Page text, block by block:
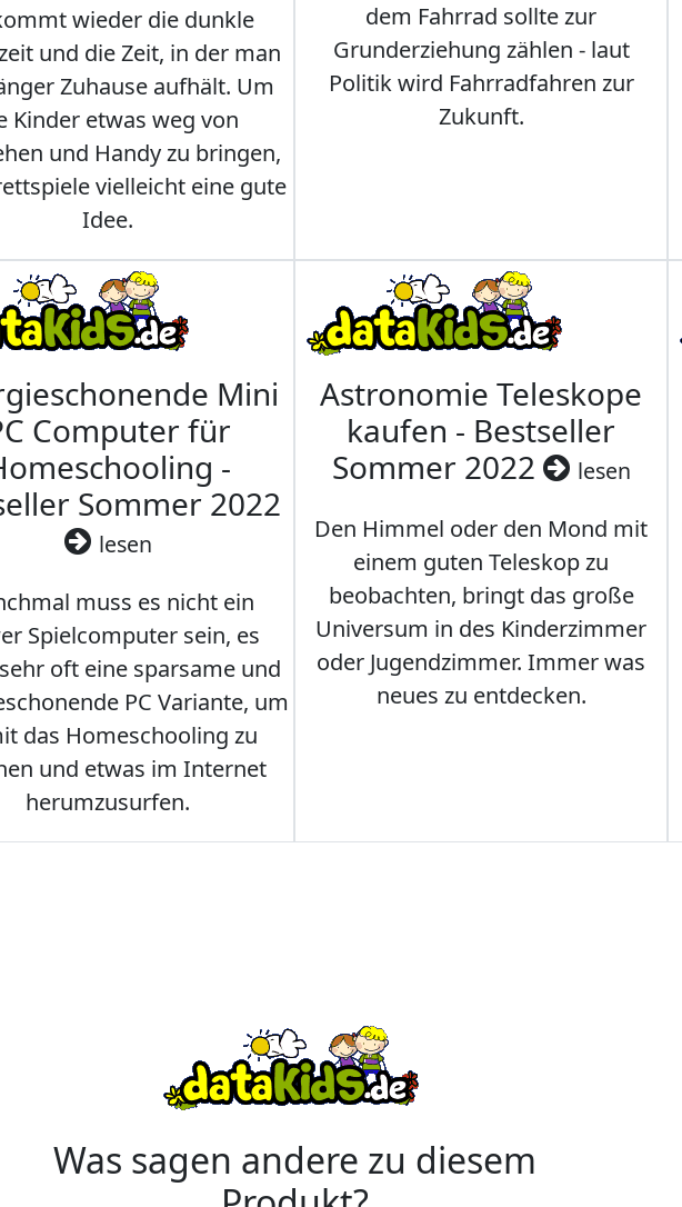
wieder die dunkle
und die Zeit, in der man
Zuhause aufhält. Um
Kinder etwas weg von
und Handy zu bringen,
vielleicht eine gute
Idee.
dem Fahrrad sollte zur
Grunderziehung zählen - laut
Politik wird Fahrradfahren zur
Zukunft.
Mini
Computer für
-
Sommer 2022
lesen
muss es nicht ein
Spielcomputer sein, es
oft eine sparsame und
PC Variante, um
das Homeschooling zu
und etwas im Internet
herumzusurfen.
Astronomie Teleskope
kaufen - Bestseller
Sommer 2022
lesen
Den Himmel oder den Mond mit
einem guten Teleskop zu
beobachten, bringt das große
Universum in des Kinderzimmer
oder Jugendzimmer. Immer was
neues zu entdecken.
Was sagen andere zu diesem